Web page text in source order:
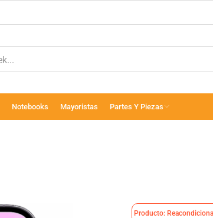
Notebooks Mayoristas Partes Y Piezas
Producto: